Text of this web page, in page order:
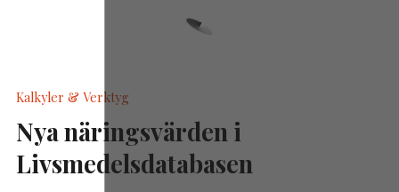
Kalkyler & Verktyg
Nya näringsvärden i
Livsmedelsdatabasen